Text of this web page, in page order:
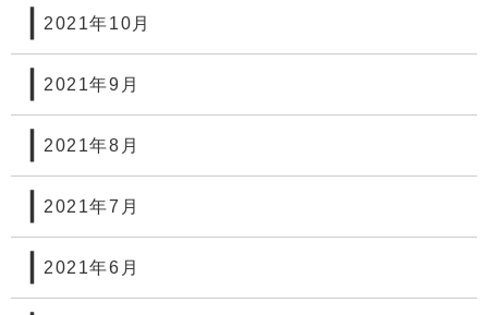
2021年10月
2021年9月
2021年8月
2021年7月
2021年6月